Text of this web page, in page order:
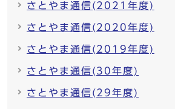
さとやま通信(2021年度)
さとやま通信(2020年度)
さとやま通信(2019年度)
さとやま通信(30年度)
さとやま通信(29年度)